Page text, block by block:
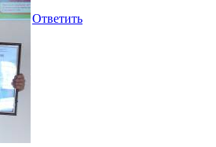
Ответить